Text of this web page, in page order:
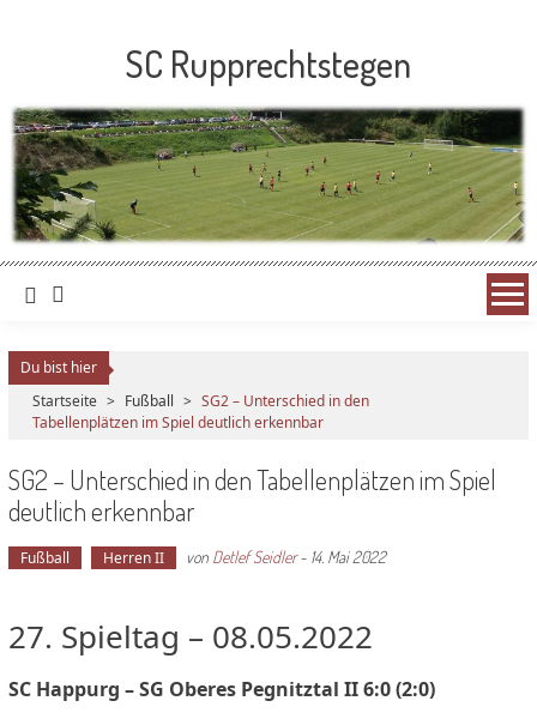
SC Rupprechtstegen
Du bist hier
Startseite > Fußball > SG2 – Unterschied in den
Tabellenplätzen im Spiel deutlich erkennbar
SG2 – Unterschied in den Tabellenplätzen im Spiel
deutlich erkennbar
Fußball Herren II von Detlef Seidler- 14. Mai 2022
27. Spieltag – 08.05.2022
SC Happurg – SG Oberes Pegnitztal II 6:0 (2:0)